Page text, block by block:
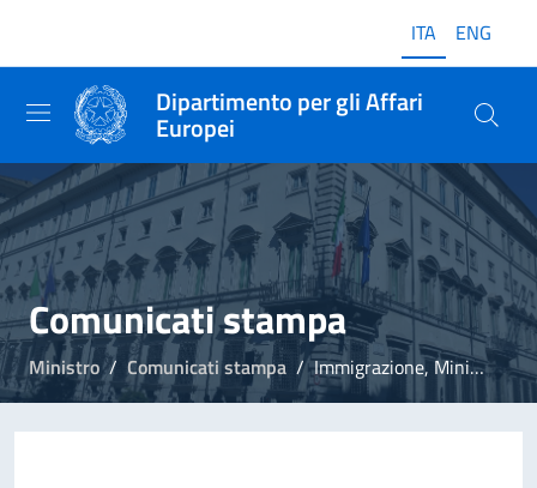
ITA ENG
Dipartimento per gli Affari
Europei
Comunicati stampa
Ministro Comunicati stampa Immigrazione, Ministro Foti: Bruxelles conferma efficacia linea governo Meloni